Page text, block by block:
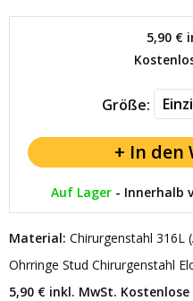
5,90 €
Größe:
Auf Lager- Innerhalb
Material: Chirurgenstahl 316L
Ohrringe Stud Chirurgenstahl
5,90 € inkl. MwSt.